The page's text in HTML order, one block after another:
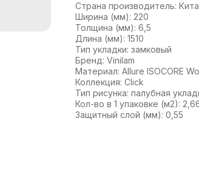
Страна производитель:
Ширина (мм): 220
Толщина (мм): 6,5
Длина (мм): 1510
Тип укладки: замковый
Бренд: Vinilam
Материал: Allure ISOCORE
Коллекция: Click
Тип рисунка: палубная
Кол-во в 1 упаковке (м2):
Защитный слой (мм): 0,55